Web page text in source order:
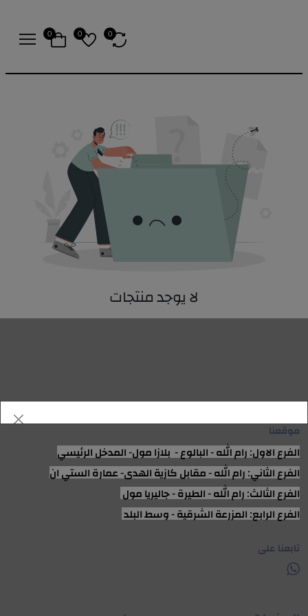
0
0
0
لا يوجد منتجات
موقعنا
الفرع الاول: رام الله - البالوع - بلازا مول- المدخل الرئيسي
الفرع الثاني: رام الله - مقابل كازية الهدى- عمارة الستي ان
الفرع الثالث: رام الله - الطيرة - جاليريا مول
الفرع الرابع: المزرعة الشرقية - وسط البلد
تابعنا على